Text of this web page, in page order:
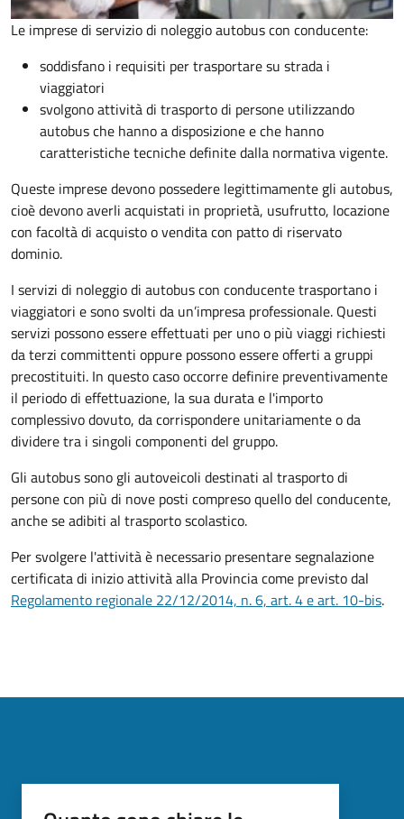
Le imprese di servizio di noleggio autobus con conducente:
soddisfano i requisiti per trasportare su strada i
viaggiatori
svolgono attività di trasporto di persone utilizzando
autobus che hanno a disposizione e che hanno
caratteristiche tecniche definite dalla normativa vigente.
Queste imprese devono possedere legittimamente gli autobus,
cioè devono averli acquistati in proprietà, usufrutto, locazione
con facoltà di acquisto o vendita con patto di riservato
dominio.
I servizi di noleggio di autobus con conducente trasportano i
viaggiatori e sono svolti da un’impresa professionale. Questi
servizi possono essere effettuati per uno o più viaggi richiesti
da terzi committenti oppure possono essere offerti a gruppi
precostituiti. In questo caso occorre definire preventivamente
il periodo di effettuazione, la sua durata e l'importo
complessivo dovuto, da corrispondere unitariamente o da
dividere tra i singoli componenti del gruppo.
Gli autobus sono gli autoveicoli destinati al trasporto di
persone con più di nove posti compreso quello del conducente,
anche se adibiti al trasporto scolastico.
Per svolgere l'attività è necessario presentare segnalazione
certificata di inizio attività alla Provincia come previsto dal
Regolamento regionale 22/12/2014, n. 6, art. 4 e art. 10-bis.